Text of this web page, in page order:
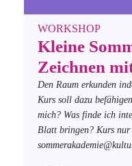
WORKSHOP
Kleine
Zeichnen
Den Raum erkunden
Kurs soll dazu
mich? Was finde ich
Blatt bringen? Kurs nur